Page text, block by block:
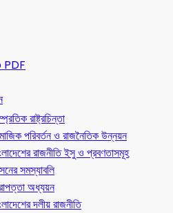
রাষ্ট্রচিন্তা
পরিবর্তন ও রাজনৈতিক উন্নয়ন
রাজনীতি ইসু ও প্রবণতাসমূহ
সমস্যাবলি
অধ্যয়ন
দলীয় রাজনীতি